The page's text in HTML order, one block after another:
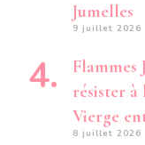
Jumelles
9 juillet 2026
résister
Vierge
8 juillet 2026